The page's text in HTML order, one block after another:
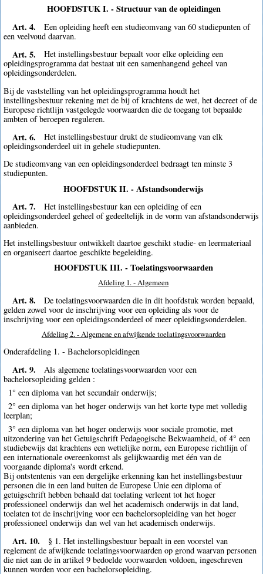
HOOFDSTUK I. - Structuur van de opleidingen
Art. 4.
Een opleiding heeft een studieomvang van 60 studiepunten of
een veelvoud daarvan.
Art. 5.
Het instellingsbestuur bepaalt voor elke opleiding een
opleidingsprogramma dat bestaat uit een samenhangend geheel van
opleidingsonderdelen.
Bij de vaststelling van het opleidingsprogramma houdt het
instellingsbestuur rekening met de bij of krachtens de wet, het decreet of de
Europese richtlijn vastgelegde voorwaarden die de toegang tot bepaalde
ambten of beroepen reguleren.
Art. 6.
Het instellingsbestuur drukt de studieomvang van elk
opleidingsonderdeel uit in gehele studiepunten.
De studieomvang van een opleidingsonderdeel bedraagt ten minste 3
studiepunten.
HOOFDSTUK II. - Afstandsonderwijs
Art. 7.
Het instellingsbestuur kan een opleiding of een
opleidingsonderdeel geheel of gedeeltelijk in de vorm van afstandsonderwijs
aanbieden.
Het instellingsbestuur ontwikkelt daartoe geschikt studie- en leermateriaal
en organiseert daartoe geschikte begeleiding.
HOOFDSTUK III. - Toelatingsvoorwaarden
Afdeling 1. - Algemeen
Art. 8.
De toelatingsvoorwaarden die in dit hoofdstuk worden bepaald,
gelden zowel voor de inschrijving voor een opleiding als voor de
inschrijving voor een opleidingsonderdeel of meer opleidingsonderdelen.
Afdeling 2. - Algemene en afwijkende toelatingsvoorwaarden
Onderafdeling 1. - Bachelorsopleidingen
Art. 9.
Als algemene toelatingsvoorwaarden voor een
bachelorsopleiding gelden :
1° een diploma van het secundair onderwijs;
2° een diploma van het hoger onderwijs van het korte type met volledig
leerplan;
3° een diploma van het hoger onderwijs voor sociale promotie, met
uitzondering van het Getuigschrift Pedagogische Bekwaamheid, of 4° een
studiebewijs dat krachtens een wettelijke norm, een Europese richtlijn of
een internationale overeenkomst als gelijkwaardig met één van de
voorgaande diploma's wordt erkend.
Bij ontstentenis van een dergelijke erkenning kan het instellingsbestuur
personen die in een land buiten de Europese Unie een diploma of
getuigschrift hebben behaald dat toelating verleent tot het hoger
professioneel onderwijs dan wel het academisch onderwijs in dat land,
toelaten tot de inschrijving voor een bachelorsopleiding van het hoger
professioneel onderwijs dan wel van het academisch onderwijs.
Art. 10.
§ 1. Het instellingsbestuur bepaalt in een voorstel van
reglement de afwijkende toelatingsvoorwaarden op grond waarvan personen
die niet aan de in artikel 9 bedoelde voorwaarden voldoen, ingeschreven
kunnen worden voor een bachelorsopleiding.